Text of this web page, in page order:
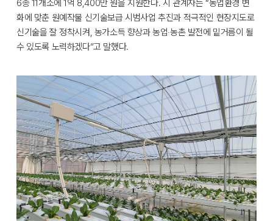
6종 11개소에 1억 8,400만 원을 지원한다. 시 관계자는 “농업환경 변
화에 맞춘 원예작물 신기술보급 시범사업 추진과 적극적인 현장지도로
신기술을 잘 정착시켜, 농가소득 향상과 농업‧농촌 발전에 밑거름이 될
수 있도록 노력하겠다”고 말했다.